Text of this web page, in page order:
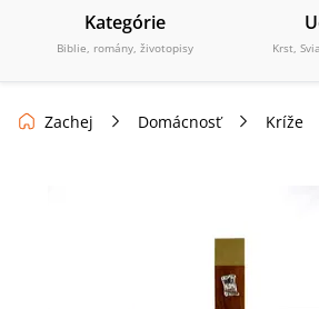
Kategórie
Biblie, romány, životopisy Krst,
Zachej Domácnosť Kríže